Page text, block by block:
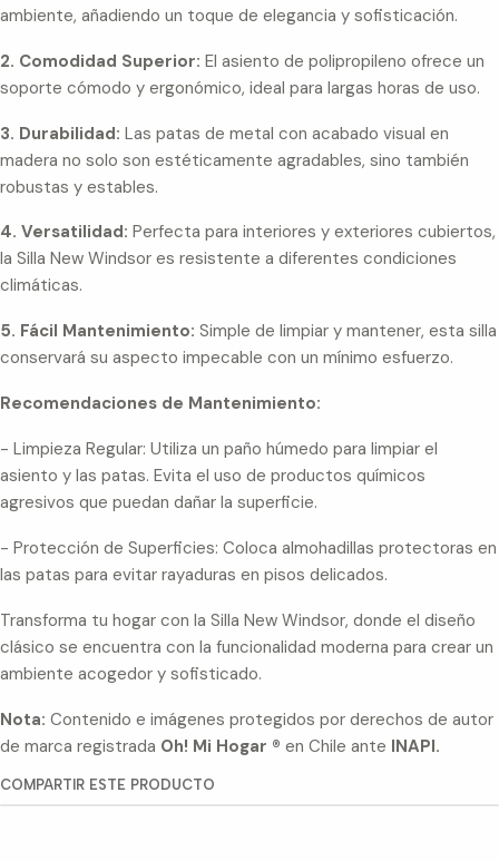
ambiente, añadiendo un toque de elegancia y sofisticación.
2. Comodidad Superior: El asiento de polipropileno ofrece un
soporte cómodo y ergonómico, ideal para largas horas de uso.
3. Durabilidad: Las patas de metal con acabado visual en
madera no solo son estéticamente agradables, sino también
robustas y estables.
4. Versatilidad: Perfecta para interiores y exteriores cubiertos,
la Silla New Windsor es resistente a diferentes condiciones
climáticas.
5. Fácil Mantenimiento: Simple de limpiar y mantener, esta silla
conservará su aspecto impecable con un mínimo esfuerzo.
Recomendaciones de Mantenimiento:
- Limpieza Regular: Utiliza un paño húmedo para limpiar el
asiento y las patas. Evita el uso de productos químicos
agresivos que puedan dañar la superficie.
- Protección de Superficies: Coloca almohadillas protectoras en
las patas para evitar rayaduras en pisos delicados.
Transforma tu hogar con la Silla New Windsor, donde el diseño
clásico se encuentra con la funcionalidad moderna para crear un
ambiente acogedor y sofisticado.
Nota: Contenido e imágenes protegidos por derechos de autor
de marca registrada Oh! Mi Hogar ® en Chile ante INAPI.
COMPARTIR ESTE PRODUCTO